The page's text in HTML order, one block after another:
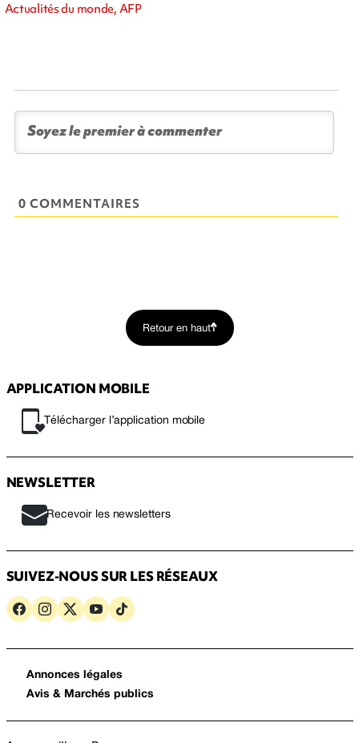
Actualités du monde, AFP
0 COMMENTAIRES
Retour en haut
APPLICATION MOBILE
Télécharger l’application mobile
NEWSLETTER
Recevoir les newsletters
SUIVEZ-NOUS SUR LES RÉSEAUX
Annonces légales
Avis & Marchés publics